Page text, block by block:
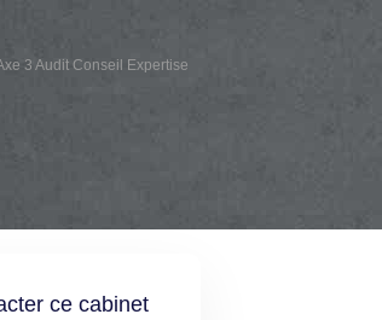
3 Audit Conseil Expertise
ce cabinet